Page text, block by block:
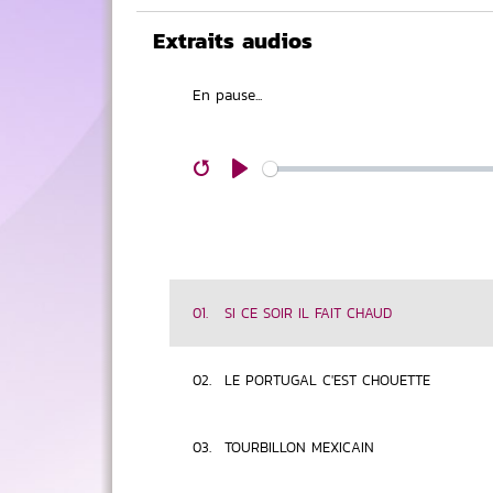
Extraits audios
En pause...
01. SI CE SOIR IL FAIT CHAUD
02. LE PORTUGAL C'EST CHOUETTE
03. TOURBILLON MEXICAIN